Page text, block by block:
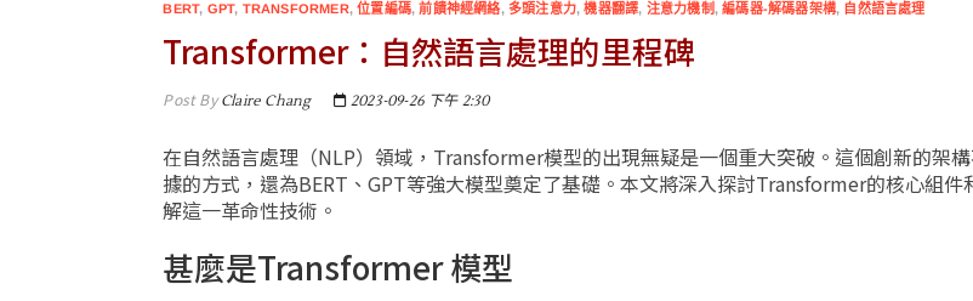
BERT, GPT, TRANSFORMER,位置編碼,前饋神經網絡,多頭注意力,機器翻譯, 注意力機制 ,編碼器-解碼器架構, 自然語言處理
Transformer：自然語言處理的里程碑
Post ByClaire Chang 2023-09-26 下午 2:30
在自然語言處理（NLP）領域，Transformer模型的出現無疑是一個重大突破。這個創新的架
據的方式，還為BERT、GPT等強大模型奠定了基礎。本文將深入探討Transformer的核心組
解這一革命性技術。
甚麼是Transformer 模型